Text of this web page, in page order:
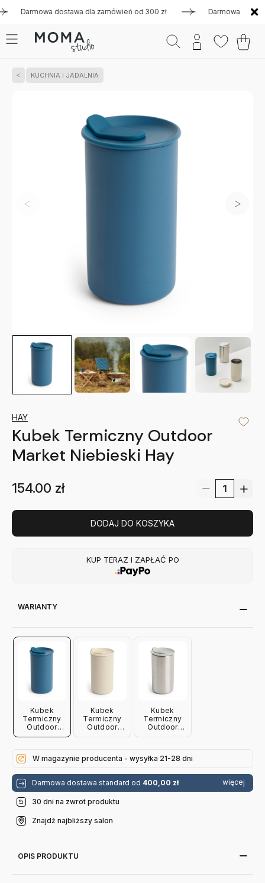
dostawa dla zamówień od 300 zł Darmowa dostawa
KUCHNIA I JADALNIA
HAY
Kubek Termiczny Outdoor
Market Niebieski Hay
154.00 zł
DODAJ DO KOSZYKA
KUP TERAZ I ZAPŁAĆ PO
WARIANTY
Kubek
Termiczny
Outdoor
Market
Kubek
Termiczny
Outdoor
Kubek
Termiczny
Outdoor
W magazynie producenta - wysyłka 21-28 dni
Darmowa dostawa standard od 400,00 zł więcej
30 dni na zwrot produktu
Znajdź najbliższy salon
OPIS PRODUKTU